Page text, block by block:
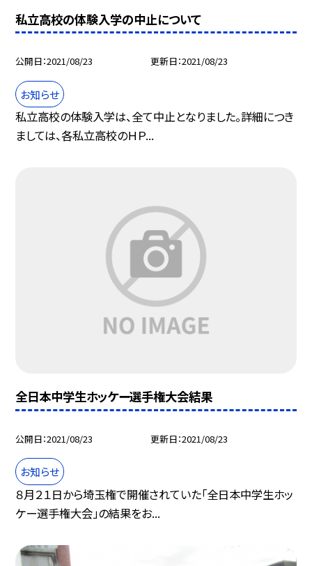
私立高校の体験入学の中止について
公開日 2021/08/23 更新日 2021/08/23
お知らせ
私立高校の体験入学は、全て中止となりました。詳細につき
ましては、各私立高校のＨＰ...
全日本中学生ホッケー選手権大会結果
公開日 2021/08/23 更新日 2021/08/23
お知らせ
８月２１日から埼玉権で開催されていた「全日本中学生ホッ
ケー選手権大会」の結果をお...